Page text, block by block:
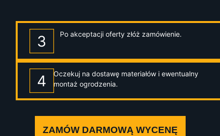
Po akceptacji oferty złóż zamówienie.
Oczekuj na dostawę materiałów i ewentualny
montaż ogrodzenia.
ZAMÓW DARMOWĄ WYCENĘ